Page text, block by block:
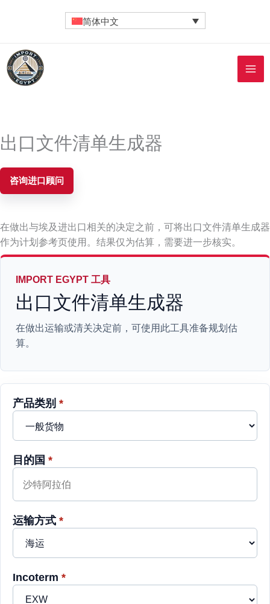
简体中文
出口文件清单生成器
咨询进口顾问
在做出与埃及进出口相关的决定之前，可将出口文件清单生成器
作为计划参考页使用。结果仅为估算，需要进一步核实。
IMPORT EGYPT 工具
出口文件清单生成器
在做出运输或清关决定前，可使用此工具准备规划估
算。
产品类别 *
目的国 *
运输方式 *
Incoterm *